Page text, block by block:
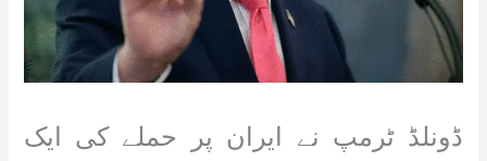
ڈونلڈ ٹرمپ نے ایران پر حملے کی ایک